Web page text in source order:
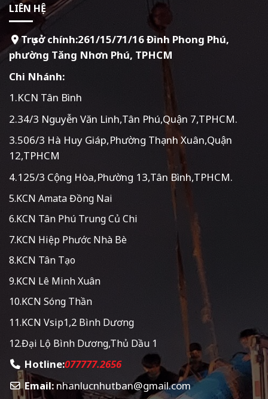
LIÊN HỆ
Trụ sở chính:261/15/71/16 Đình Phong Phú,
phường Tăng Nhơn Phú, TPHCM
Chi Nhánh:
1.KCN Tân Bình
2.34/3 Nguyễn Văn Linh,Tân Phú,Quận 7,TPHCM.
3.506/3 Hà Huy Giáp,Phường Thạnh Xuân,Quận
12,TPHCM
4.125/3 Cộng Hòa,Phường 13,Tân Bình,TPHCM.
5.KCN Amata Đồng Nai
6.KCN Tân Phú Trung Củ Chi
7.KCN Hiệp Phước Nhà Bè
8.KCN Tân Tạo
9.KCN Lê Minh Xuân
10.KCN Sóng Thần
11.KCN Vsip1,2 Bình Dương
12.Đại Lộ Bình Dương,Thủ Dầu 1
Hotline:077777.2656
Email: nhanlucnhutban@gmail.com